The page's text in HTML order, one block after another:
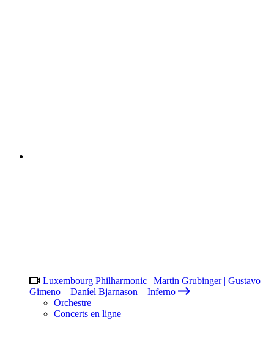
Luxembourg Philharmonic | Martin Grubinger | Gustavo
Gimeno – Daníel Bjarnason – Inferno
Orchestre
Concerts en ligne